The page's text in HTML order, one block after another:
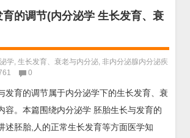
育的调节(内分泌学 生长发育、衰
学, 生长发育、衰老与内分泌, 非内分泌腺内分泌疾
0
发育的调节属于内分泌学下的生长发育、衰
容。本篇围绕内分泌学 胚胎生长与发育的
述胚胎,人的正常生长发育等方面医学知